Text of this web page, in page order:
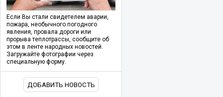
Если Вы стали свидетелем аварии,
пожара, необычного погодного
явления, провала дороги или
прорыва теплотрассы, сообщите об
этом в ленте народных новостей.
Загружайте фотографии через
специальную форму.
ДОБАВИТЬ НОВОСТЬ